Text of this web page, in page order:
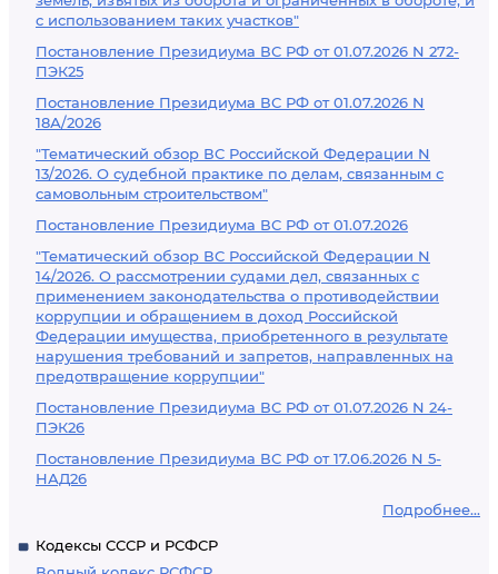
с использованием таких участков"
Постановление Президиума ВС РФ от 01.07.2026 N 272-
ПЭК25
Постановление Президиума ВС РФ от 01.07.2026 N
18А/2026
"Тематический обзор ВС Российской Федерации N
13/2026. О судебной практике по делам, связанным с
самовольным строительством"
Постановление Президиума ВС РФ от 01.07.2026
"Тематический обзор ВС Российской Федерации N
14/2026. О рассмотрении судами дел, связанных с
применением законодательства о противодействии
коррупции и обращением в доход Российской
Федерации имущества, приобретенного в результате
нарушения требований и запретов, направленных на
предотвращение коррупции"
Постановление Президиума ВС РФ от 01.07.2026 N 24-
ПЭК26
Постановление Президиума ВС РФ от 17.06.2026 N 5-
НАД26
Подробнее...
Кодексы СССР и РСФСР